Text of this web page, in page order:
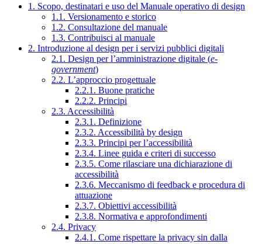
1. Scopo, destinatari e uso del Manuale operativo di design
1.1. Versionamento e storico
1.2. Consultazione del manuale
1.3. Contribuisci al manuale
2. Introduzione al design per i servizi pubblici digitali
2.1. Design per l’amministrazione digitale (e-
government)
2.2. L’approccio progettuale
2.2.1. Buone pratiche
2.2.2. Principi
2.3. Accessibilità
2.3.1. Definizione
2.3.2. Accessibilità by design
2.3.3. Principi per l’accessibilità
2.3.4. Linee guida e criteri di successo
2.3.5. Come rilasciare una dichiarazione di
accessibilità
2.3.6. Meccanismo di feedback e procedura di
attuazione
2.3.7. Obiettivi accessibilità
2.3.8. Normativa e approfondimenti
2.4. Privacy
2.4.1. Come rispettare la privacy sin dalla